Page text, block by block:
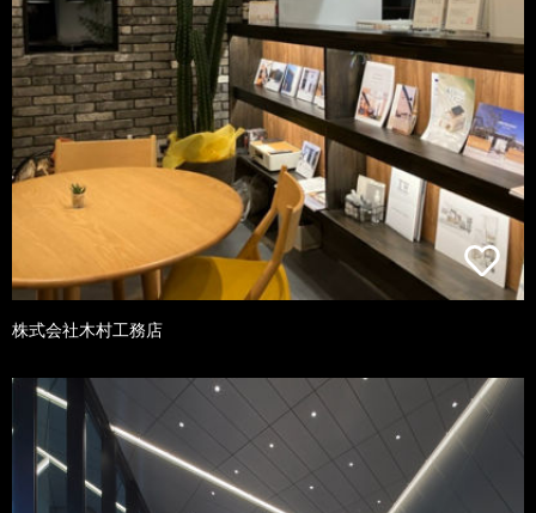
株式会社木村工務店